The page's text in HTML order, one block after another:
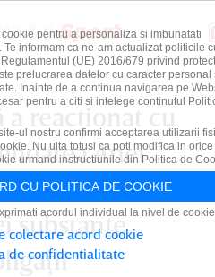
reacţionat cu
Anei
”Nu vizează
substanţe
pentru a personaliza si imbunatati
informam ca ne-am actualizat politicile
(UE) 2016/679 privind
prelucrarea datelor cu caracter personal
Inainte de a continua navigarea pe
pentru a citi si intelege continutul
ul nostru confirmi acceptarea utilizarii
Nu uita totusi ca poti modifica in orice
urmand instructiunile din Politica de
CU POLITICA DE COOKIE
acordul individual la nivel de
colectare acord cookie
de confidentialitate